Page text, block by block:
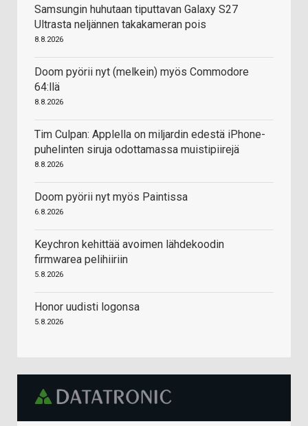
Samsungin huhutaan tiputtavan Galaxy S27
Ultrasta neljännen takakameran pois
8.8.2026
Doom pyörii nyt (melkein) myös Commodore
64:llä
8.8.2026
Tim Culpan: Applella on miljardin edestä iPhone-
puhelinten siruja odottamassa muistipiirejä
8.8.2026
Doom pyörii nyt myös Paintissa
6.8.2026
Keychron kehittää avoimen lähdekoodin
firmwarea pelihiiriin
5.8.2026
Honor uudisti logonsa
5.8.2026